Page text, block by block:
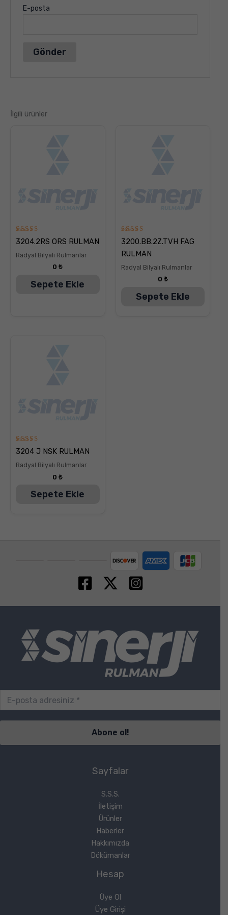
E-posta
İlgili ürünler
5
üzerinden
oy aldı
3204.2RS ORS RULMAN
Radyal Bilyalı Rulmanlar
0₺
Sepete Ekle
5
üzerinden
5.00
oy aldı
3200.BB.2Z.TVH FAG
RULMAN
Radyal Bilyalı Rulmanlar
0 ₺
Sepete Ekle
5
üzerinden
oy aldı
3204 J NSK RULMAN
Radyal Bilyalı Rulmanlar
0₺
Sepete Ekle
Sayfalar
S.S.S.
İletişim
Ürünler
Haberler
Hakkımızda
Dökümanlar
Hesap
Üye Ol
Üye Girişi